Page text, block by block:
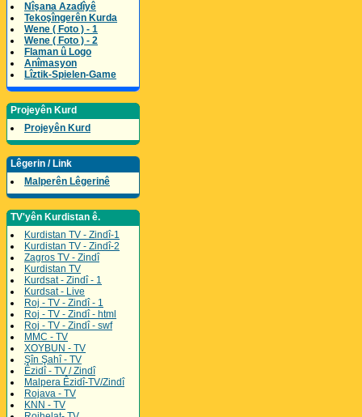
Nîşana Azadîyê
Tekoşîngerên Kurda
Wene ( Foto ) - 1
Wene ( Foto ) - 2
Flaman û Logo
Anîmasyon
Lîztik-Spielen-Game
Projeyên Kurd
Projeyên Kurd
Lêgerin / Link
Malperên Lêgerinê
TV'yên Kurdistan ê.
Kurdistan TV - Zindî-1
Kurdistan TV - Zindî-2
Zagros TV - Zindî
Kurdistan TV
Kurdsat - Zindî - 1
Kurdsat - Live
Roj - TV - Zindî - 1
Roj - TV - Zindî - html
Roj - TV - Zindî - swf
MMC - TV
XOYBUN - TV
Şîn Şahî - TV
Êzidî - TV / Zindî
Malpera Êzidî-TV/Zindî
Rojava - TV
KNN - TV